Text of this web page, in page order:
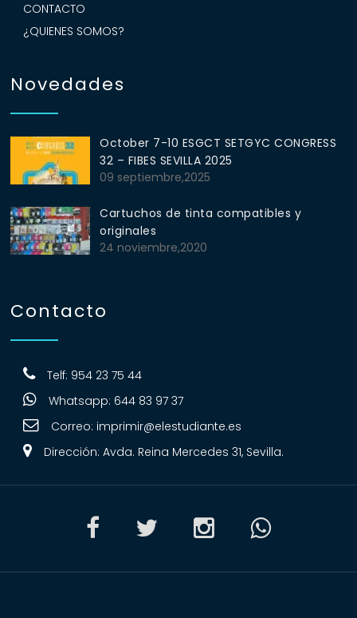
CONTACTO
¿QUIENES SOMOS?
Novedades
October 7-10 ESGCT SETGYC CONGRESS
32 – FIBES SEVILLA 2025
09 septiembre,2025
Cartuchos de tinta compatibles y
originales
24 noviembre,2020
Contacto
Telf: 954 23 75 44
Whatsapp: 644 83 97 37
Correo: imprimir@elestudiante.es
Dirección: Avda. Reina Mercedes 31, Sevilla.